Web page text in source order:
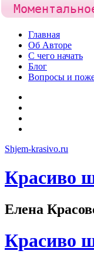
Skip
content
Главная
Об Авторе
С чего начать
Блог
Вопросы и
Shjem-krasivo.ru
Красиво
Елена
Красиво